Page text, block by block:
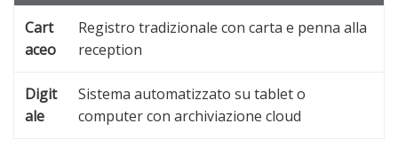
Cart
aceo
Registro tradizionale con carta e penna alla
reception
Digit
ale
Sistema automatizzato su tablet o
computer con archiviazione cloud